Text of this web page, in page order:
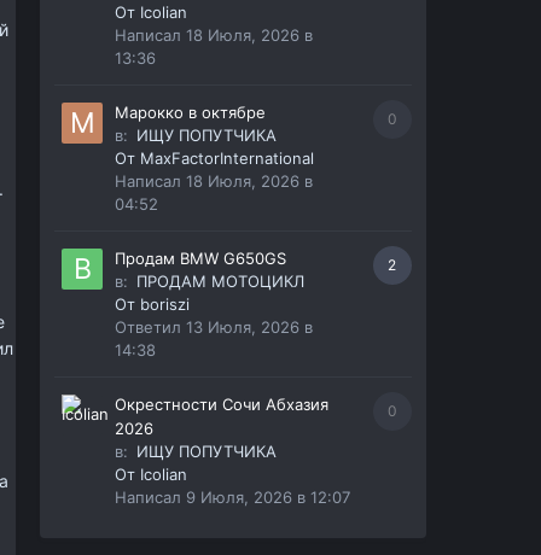
От Icolian
Написал 18 Июля, 2026 в
13:36
0
Марокко в октябре
в: ИЩУ ПОПУТЧИКА
От MaxFactorInternational
Написал 18 Июля, 2026 в
04:52
2
Продам BMW G650GS
в: ПРОДАМ МОТОЦИКЛ
От boriszi
Ответил 13 Июля, 2026 в
14:38
0
Окрестности Сочи Абхазия
2026
в: ИЩУ ПОПУТЧИКА
От Icolian
Написал 9 Июля, 2026 в 12:07